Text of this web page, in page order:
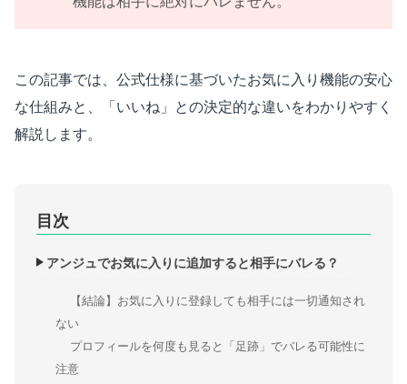
この記事では、公式仕様に基づいたお気に入り機能の安心
な仕組みと、「いいね」との決定的な違いをわかりやすく
解説します。
目次
アンジュでお気に入りに追加すると相手にバレる？
【結論】お気に入りに登録しても相手には一切通知され
ない
プロフィールを何度も見ると「足跡」でバレる可能性に
注意